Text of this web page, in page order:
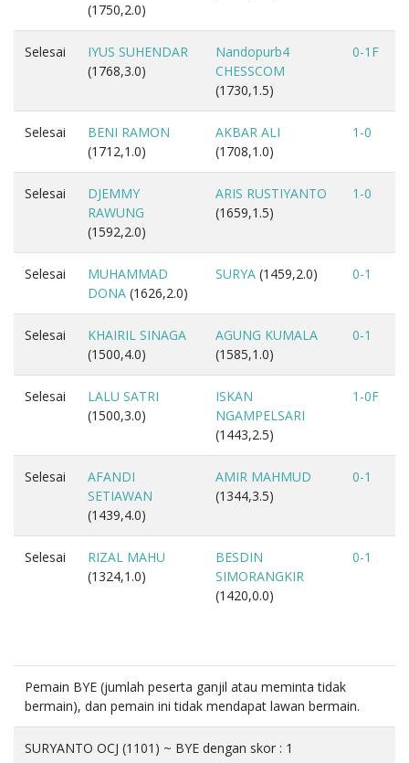
(1750,2.0)
Selesai
IYUS SUHENDAR
(1768,3.0)
Nandopurb4
CHESSCOM
(1730,1.5)
0-1F
Selesai
BENI RAMON
(1712,1.0)
AKBAR ALI
(1708,1.0)
1-0
Selesai
DJEMMY
RAWUNG
(1592,2.0)
ARIS RUSTIYANTO
(1659,1.5)
1-0
Selesai
MUHAMMAD
DONA (1626,2.0)
SURYA (1459,2.0) 0-1
Selesai
KHAIRIL SINAGA
(1500,4.0)
AGUNG KUMALA
(1585,1.0)
0-1
Selesai
LALU SATRI
(1500,3.0)
ISKAN
NGAMPELSARI
(1443,2.5)
1-0F
Selesai
AFANDI
SETIAWAN
(1439,4.0)
AMIR MAHMUD
(1344,3.5)
0-1
Selesai
RIZAL MAHU
(1324,1.0)
BESDIN
SIMORANGKIR
(1420,0.0)
0-1
Pemain BYE (jumlah peserta ganjil atau meminta tidak
bermain), dan pemain ini tidak mendapat lawan bermain.
SURYANTO OCJ (1101) ~ BYE dengan skor : 1